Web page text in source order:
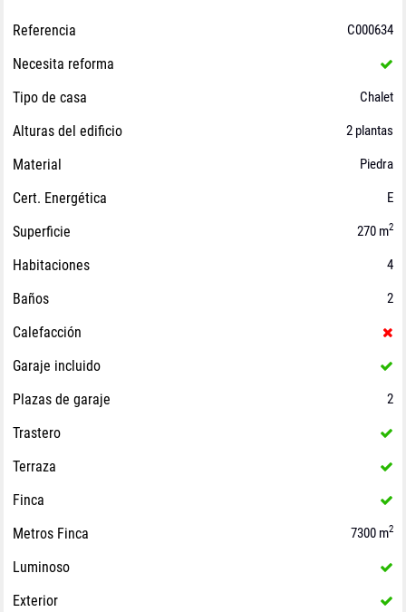
Referencia C000634
Necesita reforma
Tipo de casa
Chalet
Alturas del edificio 2 plantas
Material Piedra
Cert. Energética E
Superficie 270 m2
Habitaciones 4
Baños 2
Calefacción
Garaje incluido
Plazas de garaje
2
Trastero
Terraza
Finca
Metros Finca
7300 m2
Luminoso
Exterior